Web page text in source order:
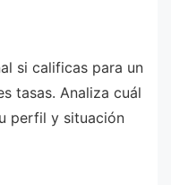
si calificas para un
tasas. Analiza cuál
perfil y situación